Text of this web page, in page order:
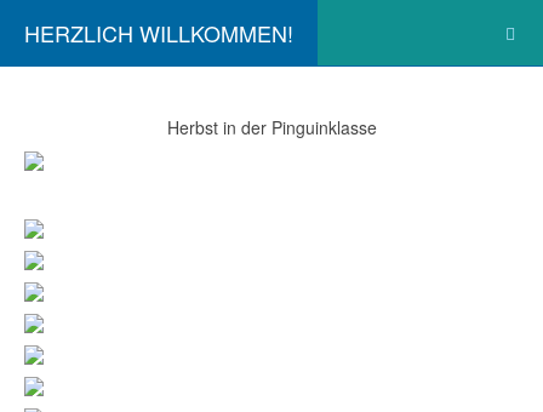
HERZLICH WILLKOMMEN!
Herbst in der Pinguinklasse